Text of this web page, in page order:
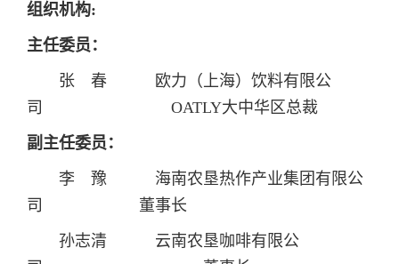
组织机构:
主任委员：
张 春 欧力（上海）饮料有限公
司 OATLY大中华区总裁
副主任委员 ：
李 豫 海南农垦热作产业集团有限公
司 董事长
孙志清 云南农垦咖啡有限公